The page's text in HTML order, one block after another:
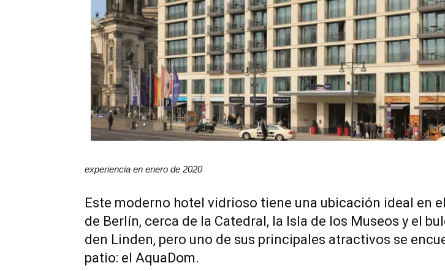
experiencia en enero de 2020
Este moderno hotel vidrioso tiene una ubicación ideal en
de Berlín, cerca de la Catedral, la Isla de los Museos y el
den Linden, pero uno de sus principales atractivos se
patio: el AquaDom.